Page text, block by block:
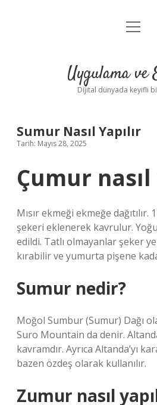
Anasayfa
Yasal
menüyü
Uygulama ve
Dijital dünyada keyifli
Sumur Nasıl Yapılır
Tarih: Mayıs 28, 2025
Çumur nasıl
Mısır ekmeği ekmeğe dağıtılır.
şekeri eklenerek kavrulur.
edildi. Tatlı olmayanlar şeker
kırabilir ve yumurta pişene
Sumur nedir?
Moğol Sumbur (Sumur) Dağı
Suro Mountain da denir.
kavramdır. Ayrıca Altanda’yı
bazen özdeş olarak kullanılır.
Zumur nasıl